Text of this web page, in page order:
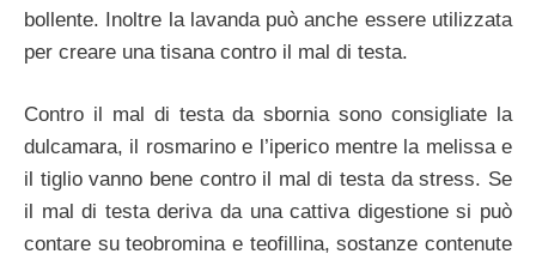
bollente. Inoltre la lavanda può anche essere utilizzata
per creare una tisana contro il mal di testa.
Contro il mal di testa da sbornia sono consigliate la
dulcamara, il rosmarino e l’iperico mentre la melissa e
il tiglio vanno bene contro il mal di testa da stress. Se
il mal di testa deriva da una cattiva digestione si può
contare su teobromina e teofillina, sostanze contenute